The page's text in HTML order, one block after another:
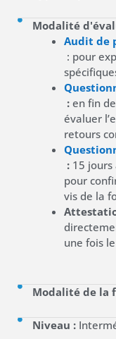
Modalité
Audit de
: pour
: en fin
évaluer
retours
: 15
pour
vis de la
une fois
Modalité de la
Niveau :